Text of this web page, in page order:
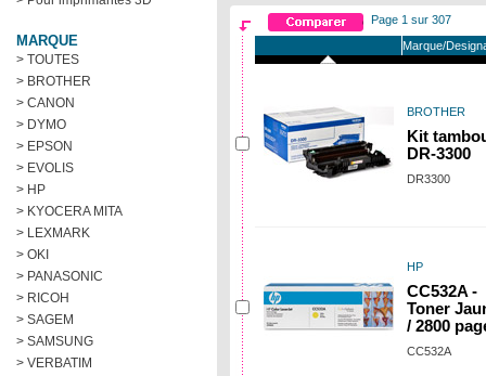
MARQUE
> TOUTES
> BROTHER
> CANON
> DYMO
> EPSON
> EVOLIS
> HP
> KYOCERA MITA
> LEXMARK
> OKI
> PANASONIC
> RICOH
> SAGEM
> SAMSUNG
> VERBATIM
Page 1 sur 307
Marque/
BROTHER
Kit
DR-3300
DR3300
HP
CC532A -
Toner
/ 2800
CC532A